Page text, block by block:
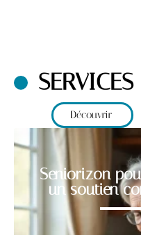
SERVICES
Découvrir
Seniorizon
un soutien